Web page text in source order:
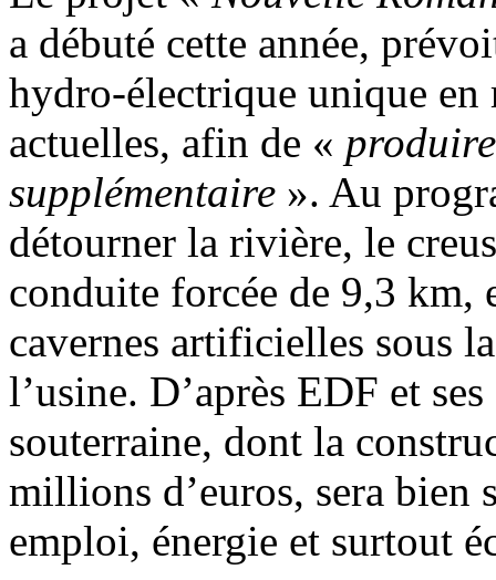
a débuté cette année,
hydro-électrique unique en
actuelles, afin de «
supplémentaire ». Au
détourner la rivière, le
conduite forcée de 9,3 km,
cavernes artificielles sous
l’usine. D’après EDF et
souterraine, dont la
millions d’euros, sera bien
emploi, énergie et surtout